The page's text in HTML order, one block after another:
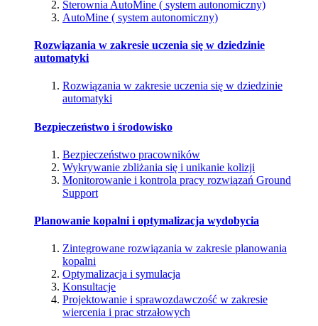
Sterownia AutoMine ( system autonomiczny)
AutoMine ( system autonomiczny)
Rozwiązania w zakresie uczenia się w dziedzinie
automatyki
Rozwiązania w zakresie uczenia się w dziedzinie
automatyki
Bezpieczeństwo i środowisko
Bezpieczeństwo pracowników
Wykrywanie zbliżania się i unikanie kolizji
Monitorowanie i kontrola pracy rozwiązań Ground
Support
Planowanie kopalni i optymalizacja wydobycia
Zintegrowane rozwiązania w zakresie planowania
kopalni
Optymalizacja i symulacja
Konsultacje
Projektowanie i sprawozdawczość w zakresie
wiercenia i prac strzałowych